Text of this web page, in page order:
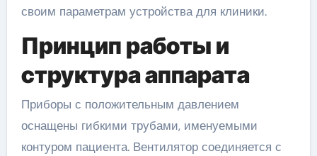
своим параметрам устройства для клиники.
Принцип работы и
структура аппарата
Приборы с положительным давлением
оснащены гибкими трубами, именуемыми
контуром пациента. Вентилятор соединяется с